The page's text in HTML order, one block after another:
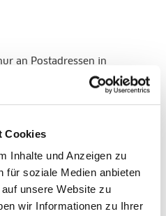
Cookies
Inhalte und Anzeigen zu
für soziale Medien anbieten
unsere Website zu
wir Informationen zu Ihrer
an Postadressen in
Hier geht es zum
von 50 EUR ist die
um eine Einwegflasche